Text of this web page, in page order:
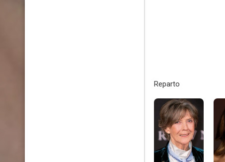
Reparto